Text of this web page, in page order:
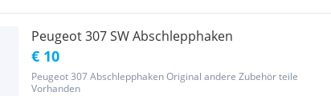
Peugeot 307 SW Abschlepphaken
€ 10
Peugeot 307 Abschlepphaken Original andere Zubehör teile
Vorhanden